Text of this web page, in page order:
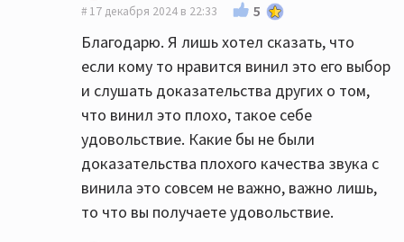
17 декабря 2024 в 22:33
5
Благодарю. Я лишь хотел сказать, что
если кому то нравится винил это его выбор
и слушать доказательства других о том,
что винил это плохо, такое себе
удовольствие. Какие бы не были
доказательства плохого качества звука с
винила это совсем не важно, важно лишь,
то что вы получаете удовольствие.